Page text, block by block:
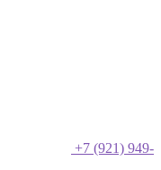
+7 (921) 949-